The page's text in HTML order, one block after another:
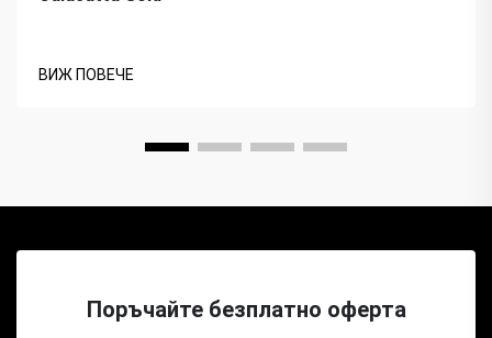
ВИЖ ПОВЕЧЕ
Поръчайте безплатно оферта